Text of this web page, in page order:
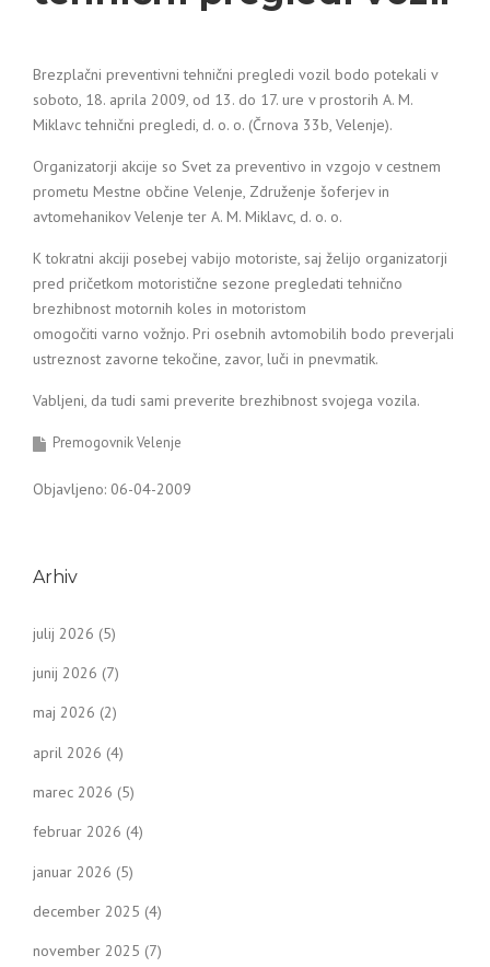
Brezplačni preventivni tehnični pregledi vozil bodo potekali v
soboto, 18. aprila 2009, od 13. do 17. ure v prostorih A. M.
Miklavc tehnični pregledi, d. o. o. (Črnova 33b, Velenje).
Organizatorji akcije so Svet za preventivo in vzgojo v cestnem
prometu Mestne občine Velenje, Združenje šoferjev in
avtomehanikov Velenje ter A. M. Miklavc, d. o. o.
K tokratni akciji posebej vabijo motoriste, saj želijo organizatorji
pred pričetkom motoristične sezone pregledati tehnično
brezhibnost motornih koles in motoristom
omogočiti varno vožnjo. Pri osebnih avtomobilih bodo preverjali
ustreznost zavorne tekočine, zavor, luči in pnevmatik.
Vabljeni, da tudi sami preverite brezhibnost svojega vozila.
Premogovnik Velenje
Objavljeno: 06-04-2009
Arhiv
julij 2026 (5)
junij 2026 (7)
maj 2026 (2)
april 2026 (4)
marec 2026 (5)
februar 2026 (4)
januar 2026 (5)
december 2025 (4)
november 2025 (7)